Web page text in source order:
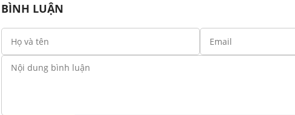
BÌNH LUẬN